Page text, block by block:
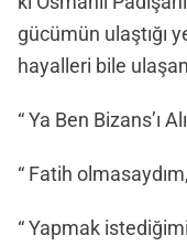
gücümün ulaştığı
hayalleri bile
“ Ya Ben Bizans’ı
“ Fatih
“ Yapmak